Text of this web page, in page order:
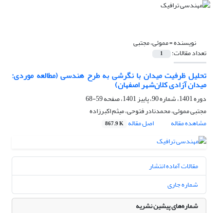
نویسنده =مموئی، مجتبی
تعداد مقالات: 1
تحلیل ظرفیت میدان با نگرشی به طرح هندسی (مطالعه موردی:
میدان آزادی کلان‌شهر اصفهان)
دوره 1401، شماره 90، پاییز 1401، صفحه
59-68
مجتبی مموئی، محمدنادر فتوحی، میثم اکبرزاده
مشاهده مقاله
اصل مقاله 867.9 K
مقالات آماده انتشار
شماره جاری
شماره‌های پیشین نشریه